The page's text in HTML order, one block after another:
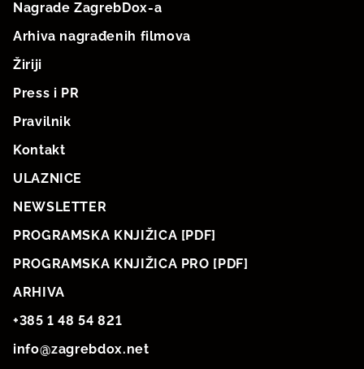
Nagrade ZagrebDox-a
Arhiva nagrađenih filmova
Žiriji
Press i PR
Pravilnik
Kontakt
ULAZNICE
NEWSLETTER
PROGRAMSKA KNJIŽICA [PDF]
PROGRAMSKA KNJIŽICA PRO [PDF]
ARHIVA
+385 1 48 54 821
info@zagrebdox.net